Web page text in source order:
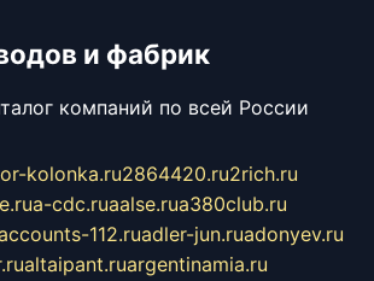
и фабрик
компаний по всей России
kolonka.ru2864420.ru2rich.ru
a-cdc.ruaalse.rua380club.ru
112.ruadler-jun.ruadonyev.ru
altaipant.ruargentinamia.ru